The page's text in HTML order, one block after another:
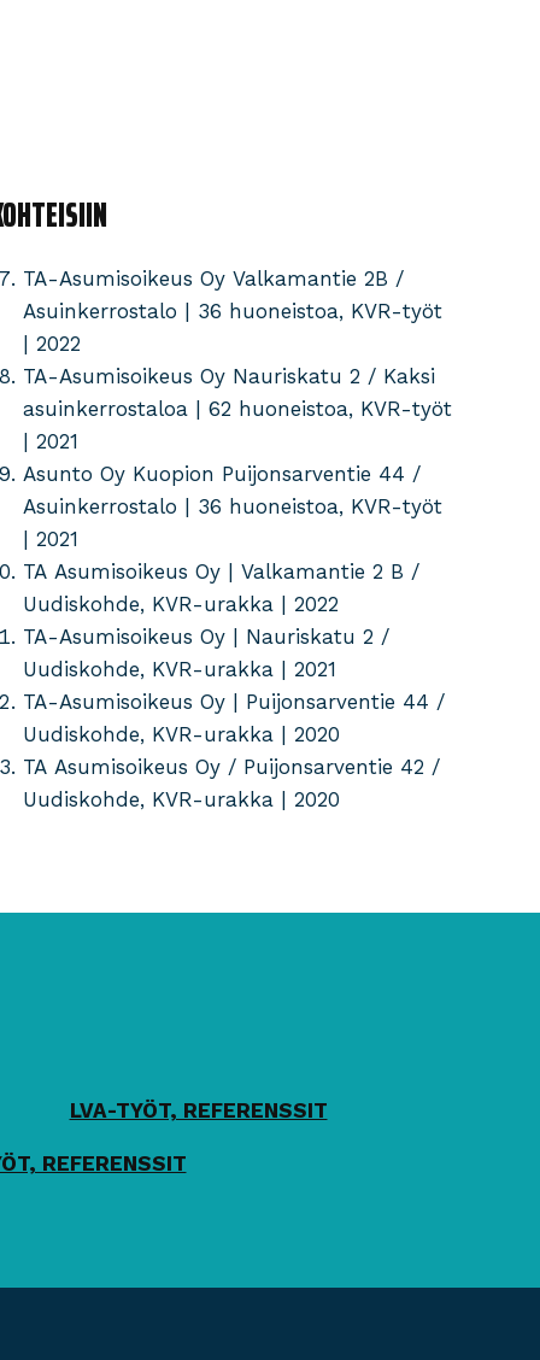
TA-Asumisoikeus Oy Valkamantie 2B /
Asuinkerrostalo | 36 huoneistoa, KVR-työt
| 2022
TA-Asumisoikeus Oy Nauriskatu 2 / Kaksi
asuinkerrostaloa | 62 huoneistoa, KVR-työt
| 2021
Asunto Oy Kuopion Puijonsarventie 44 /
Asuinkerrostalo | 36 huoneistoa, KVR-työt
| 2021
TA Asumisoikeus Oy | Valkamantie 2 B /
Uudiskohde, KVR-urakka | 2022
TA-Asumisoikeus Oy | Nauriskatu 2 /
Uudiskohde, KVR-urakka | 2021
TA-Asumisoikeus Oy | Puijonsarventie 44 /
Uudiskohde, KVR-urakka | 2020
TA Asumisoikeus Oy / Puijonsarventie 42 /
Uudiskohde, KVR-urakka | 2020
LVA-TYÖT, REFERENSSIT
REFERENSSIT